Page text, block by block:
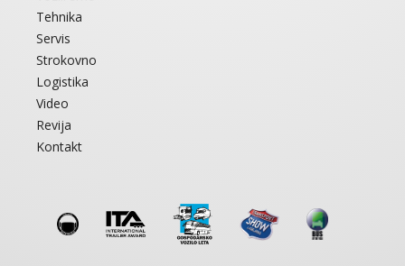
Tehnika
Servis
Strokovno
Logistika
Video
Revija
Kontakt